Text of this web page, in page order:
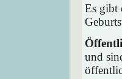
Es gibt
und